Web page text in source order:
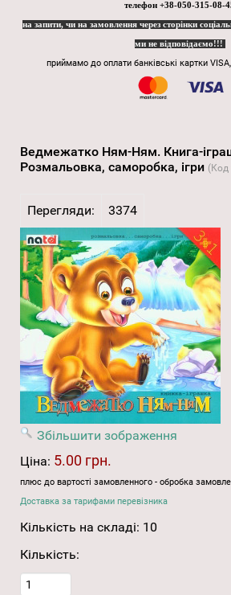
телефон +38-050-315-08-
на запити, чи на замовлення через сторінки
ми не відповідаємо!!!
приймамо до оплати банківські картки
Ведмежатко Ням-Ням. Книга-
Розмальовка, саморобка, ігри (Код
Перегляди: 3374
Збільшити зображення
Ціна: 5.00 грн.
плюс до вартості замовленного - обробка
Доставка за тарифами перевізника
Кількість на складі: 10
Кількість: